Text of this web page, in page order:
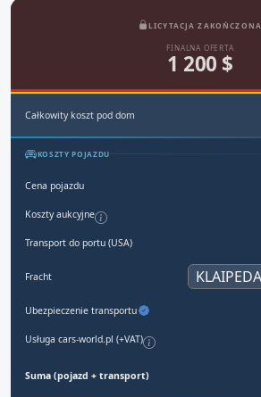
LICYTACJA ZAKOŃCZONA
FINALNA OFERTA
1 200 $
Całkowity koszt pod dom
KOSZTY POJAZDU
Cena pojazdu
Koszty aukcyjne
Transport do portu (USA)
Fracht
Ubezpieczenie transportu
Usługa cars-world.pl (+VAT)
Suma (pojazd + transport)